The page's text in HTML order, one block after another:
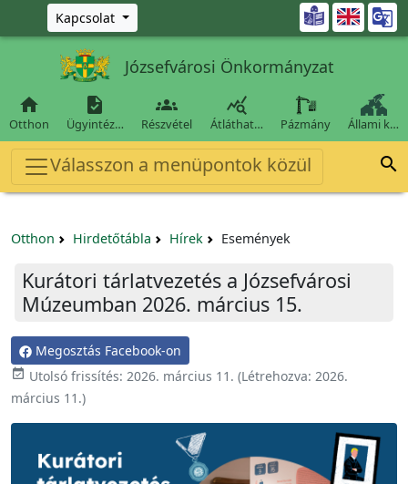
Ugrás a fő tartalomra
Kapcsolat 
Józsefvárosi Önkormányzat

Otthon

Ügyintéz…

Részvétel

Átláthat… Pázmány Állami k…
Válasszon a menüpontok közül 
Otthon Hirdetőtábla Hírek Események
Kurátori tárlatvezetés a Józsefvárosi
Múzeumban 2026. március 15.
Megosztás Facebook-on
 Utolsó frissítés: 2026. március 11. (Létrehozva: 2026.
március 11.)